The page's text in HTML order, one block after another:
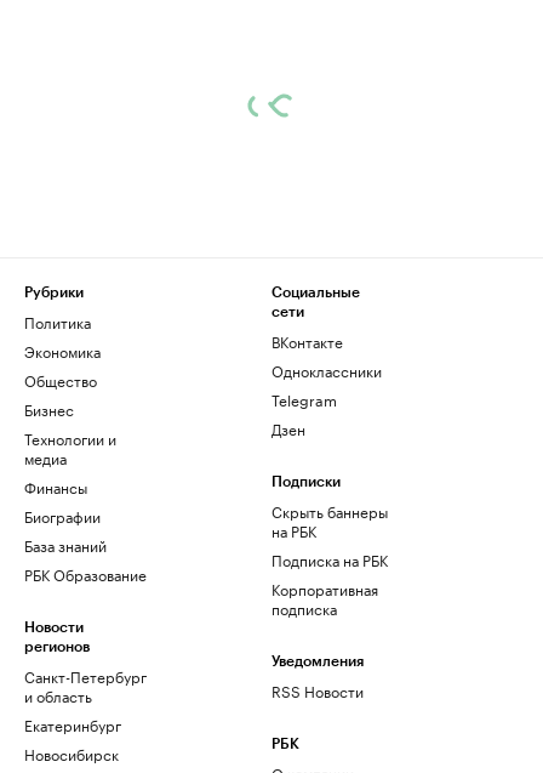
Рубрики
Политика
Экономика
Общество
Бизнес
Технологии и
медиа
Финансы
Биографии
База знаний
РБК Образование
Новости
регионов
Санкт-Петербург
и область
Екатеринбург
Новосибирск
Социальные
сети
ВКонтакте
Одноклассники
Telegram
Дзен
Подписки
Скрыть баннеры
на РБК
Подписка на РБК
Корпоративная
подписка
Уведомления
RSS Новости
РБК